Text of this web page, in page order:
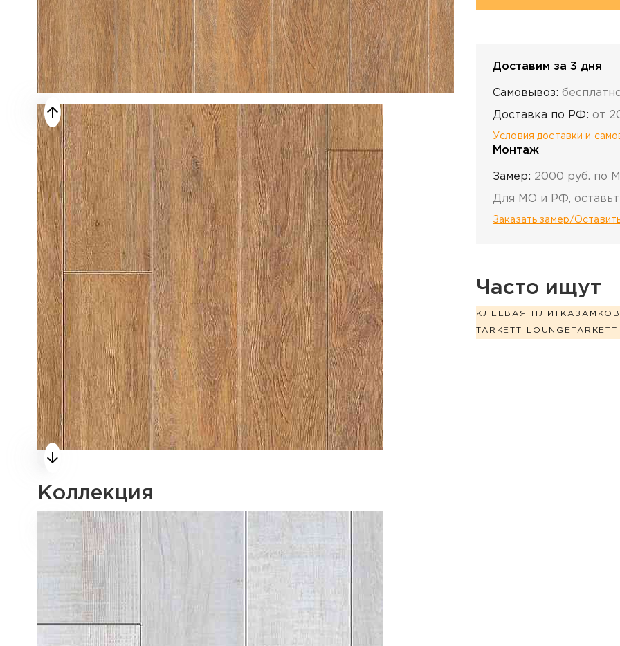
Коллекция
Доставим за 3 дня
Самовывоз:
Доставка по РФ: от
Условия доставки и
Монтаж
Замер: 2000 руб. по
Для МО и РФ,
Заказать замер/
Часто ищут
КЛЕЕВАЯ ПЛИТКА
TARKETT LOUNGE